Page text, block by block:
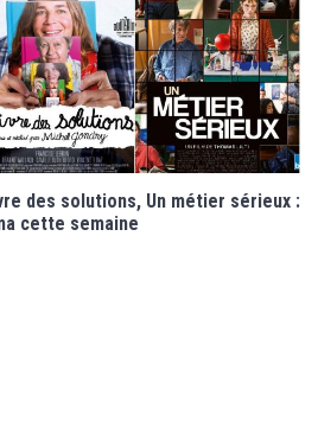
des solutions, Un métier sérieux :
cette semaine